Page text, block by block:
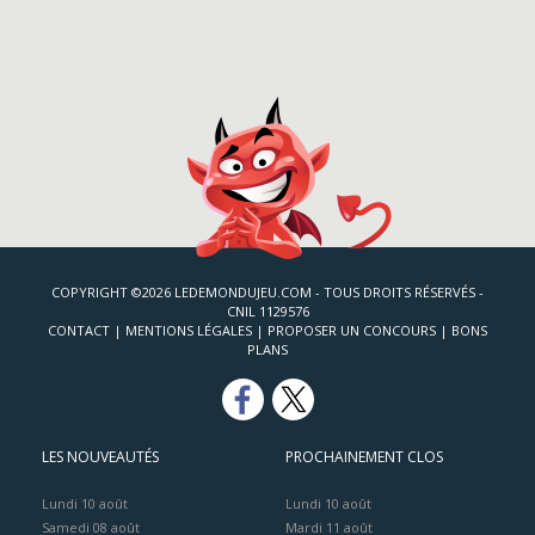
COPYRIGHT ©2026 LEDEMONDUJEU.COM - TOUS DROITS RÉSERVÉS -
CNIL 1129576
CONTACT | MENTIONS LÉGALES | PROPOSER UN CONCOURS | BONS
PLANS
LES NOUVEAUTÉS
Lundi 10 août
Samedi 08 août
PROCHAINEMENT CLOS
Lundi 10 août
Mardi 11 août